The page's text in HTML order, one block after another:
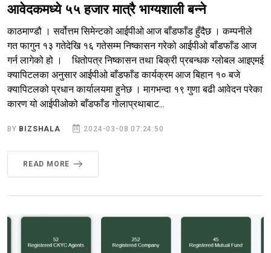
आवेदकमध्ये ५५ हजार मात्रै भाग्यशाली बन्ने
काठमाण्डौ । सर्वोत्तम सिमेन्टको आईपीओ आज बाँडफाँड हुँदैछ । कम्पनीले
गत फागुन १३ गतेदेखि १६ गतेसम्म निष्कासन गरेको आईपीओ बाँडफाँड आज
गर्न लागेको हो । धितोपत्र निष्कासन तथा बिक्री प्रबन्धक ग्लोबल आइएमई
क्यापिटलका अनुसार आईपीओ बाँडफाँड कार्यक्रम आज बिहान १० बजे
क्यापिटलको प्रधान कार्यालयमा हुनेछ । मागभन्दा १९ गुणा बढी आवेदन परेका
कारण यो आईपीओको बाँडफाँड गोलाप्रथाबाट...
BY BIZSHALA 2024-03-08 07:24:50
READ MORE